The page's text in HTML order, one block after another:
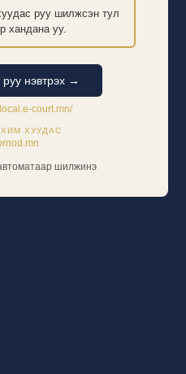
руу шилжсэн тул
хандана уу.
нэвтрэх →
court.mn/
ХУУДАС
шилжинэ